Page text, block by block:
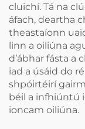
cluichí. Tá na
áfach, deartha
theastaíonn
linn a oiliúna
d’ábhar fásta a
iad a úsáid do
shpóirtéirí
béil a infhiúntú
ioncam oiliúna.